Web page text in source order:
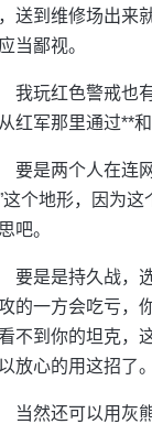
送到维修场出来
当鄙视。
我玩红色警戒也
红军那里通过**
要是两个人在连
这个地形，因为
吧。
要是是持久战，
的一方会吃亏，
不到你的坦克，
放心的用这招了。
当然还可以用灰